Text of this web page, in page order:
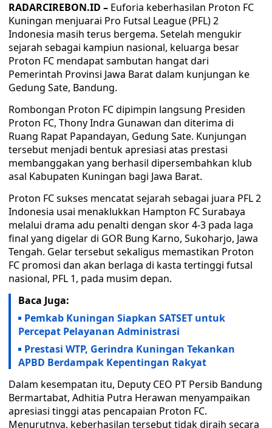
RADARCIREBON.ID – Euforia keberhasilan Proton FC
Kuningan menjuarai Pro Futsal League (PFL) 2
Indonesia masih terus bergema. Setelah mengukir
sejarah sebagai kampiun nasional, keluarga besar
Proton FC mendapat sambutan hangat dari
Pemerintah Provinsi Jawa Barat dalam kunjungan ke
Gedung Sate, Bandung.
Rombongan Proton FC dipimpin langsung Presiden
Proton FC, Thony Indra Gunawan dan diterima di
Ruang Rapat Papandayan, Gedung Sate. Kunjungan
tersebut menjadi bentuk apresiasi atas prestasi
membanggakan yang berhasil dipersembahkan klub
asal Kabupaten Kuningan bagi Jawa Barat.
Proton FC sukses mencatat sejarah sebagai juara PFL 2
Indonesia usai menaklukkan Hampton FC Surabaya
melalui drama adu penalti dengan skor 4-3 pada laga
final yang digelar di GOR Bung Karno, Sukoharjo, Jawa
Tengah. Gelar tersebut sekaligus memastikan Proton
FC promosi dan akan berlaga di kasta tertinggi futsal
nasional, PFL 1, pada musim depan.
Baca Juga:
Pemkab Kuningan Siapkan SATSET untuk
Percepat Pelayanan Administrasi
Prestasi WTP, Gerindra Kuningan Tekankan
APBD Berdampak Kepentingan Rakyat
Dalam kesempatan itu, Deputy CEO PT Persib Bandung
Bermartabat, Adhitia Putra Herawan menyampaikan
apresiasi tinggi atas pencapaian Proton FC.
Menurutnya, keberhasilan tersebut tidak diraih secara